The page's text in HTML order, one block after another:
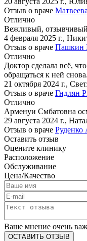
Отзыв о враче
Отлично
Вежливый, отзывчивый
4 февраля 2025 г.,
Отзыв о враче Пашкин
Отлично
Доктор сделала всё,
обращаться к ней снова.
21 октября 2024 г.,
Отзыв о враче Гндлян
Отлично
Арменуи Смбатовна
29 августа 2024 г.,
Отзыв о враче Руденко
Оставить отзыв
Оцените клинику
Расположение
Обслуживание
Цена/Качество
Ваше мнение очень